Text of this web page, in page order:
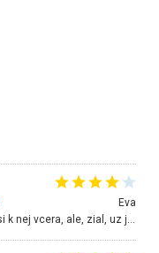
Eva
Hojdacka v Krpelanoch uz nie je, vysli sme si k nej vcera, ale, zial, uz je znicena. Ak sem planujete cestu len kvoli hojdacke, mozete si ju usetrit. Krasny vyhlad je tu vsak aj bez hojdacky :-)